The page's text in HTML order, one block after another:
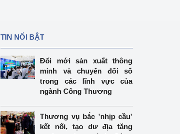
TIN NỔI BẬT
Đổi mới sản xuất thông
minh và chuyển đổi số
trong các lĩnh vực của
ngành Công Thương
Thương vụ bắc 'nhịp cầu'
kết nối, tạo dư địa tăng